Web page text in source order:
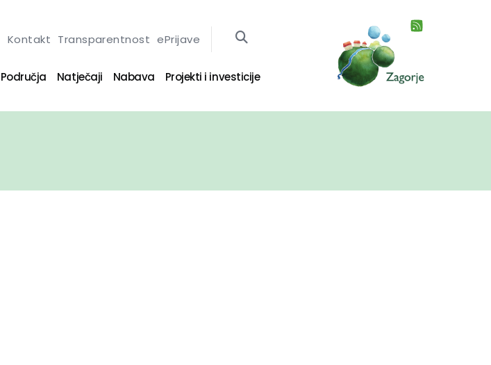
Kontakt Transparentnost ePrijave
Područja Natječaji Nabava Projekti i investicije